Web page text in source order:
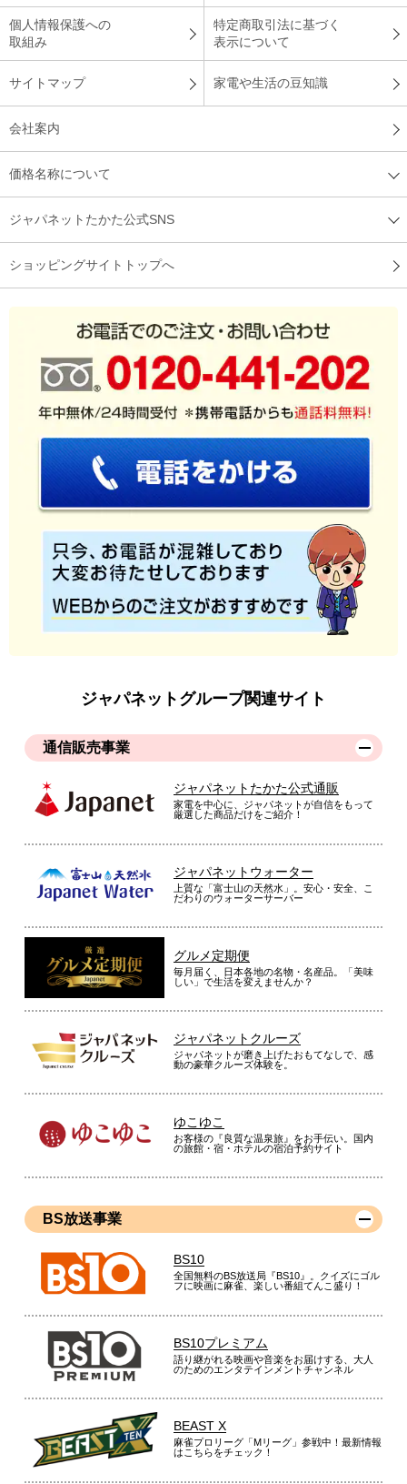
個人情報保護への
取組み
特定商取引法に基づく
表示について
サイトマップ 家電や生活の豆知識
会社案内
価格名称について
ジャパネットたかた公式SNS
ショッピングサイトトップへ
ジャパネットグループ関連サイト
通信販売事業
ジャパネットたかた公式通販
家電を中心に、ジャパネットが自信をもって
厳選した商品だけをご紹介！
ジャパネットウォーター
上質な「富士山の天然水」。安心・安全、こ
だわりのウォーターサーバー
グルメ定期便
毎月届く、日本各地の名物・名産品。「美味
しい」で生活を変えませんか？
ジャパネットクルーズ
ジャパネットが磨き上げたおもてなしで、感
動の豪華クルーズ体験を。
ゆこゆこ
お客様の『良質な温泉旅』をお手伝い。国内
の旅館・宿・ホテルの宿泊予約サイト
BS放送事業
BS10
全国無料のBS放送局『BS10』。クイズにゴル
フに映画に麻雀、楽しい番組てんこ盛り！
BS10プレミアム
語り継がれる映画や音楽をお届けする、大人
のためのエンタテインメントチャンネル
BEAST X
麻雀プロリーグ「Mリーグ」参戦中！最新情報
はこちらをチェック！